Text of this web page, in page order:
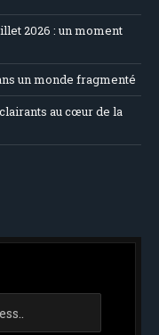
2026 : un moment
un monde fragmenté
au cœur de la